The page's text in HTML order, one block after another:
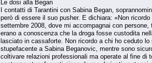
Le dosi alla Began
I contatti di Tarantini con Sabina Began,
però di essere il suo pusher. E dichiara: «Non
settembre 2008, dove mi accompagnai con
erano a conoscenza che la droga fosse custodi­ta
lascia­to in cassaforte. Non ricordo a chi ho ceduto
stupefacente a Sabina Beganovic, mentre sono
coltivare relazioni pro­fessionali ma operate al fine